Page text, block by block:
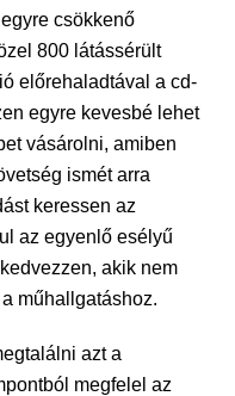
csökkenő
800 látássérült
előrehaladtával a cd-
egyre kevesbé lehet
vásárolni, amiben
ismét arra
keressen az
az egyenlő esélyű
akik nem
műhallgatáshoz.
azt a
megfelel az